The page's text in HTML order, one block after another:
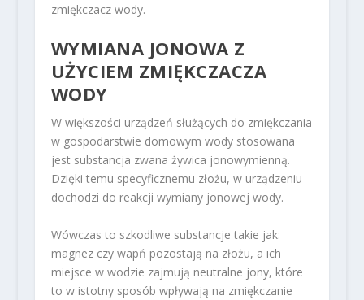
zmiękczacz wody.
WYMIANA JONOWA Z
UŻYCIEM ZMIĘKCZACZA
WODY
W większości urządzeń służących do zmiękczania
w gospodarstwie domowym wody stosowana
jest substancja zwana żywica jonowymienną.
Dzięki temu specyficznemu złożu, w urządzeniu
dochodzi do reakcji wymiany jonowej wody.
Wówczas to szkodliwe substancje takie jak:
magnez czy wapń pozostają na złożu, a ich
miejsce w wodzie zajmują neutralne jony, które
to w istotny sposób wpływają na zmiękczanie